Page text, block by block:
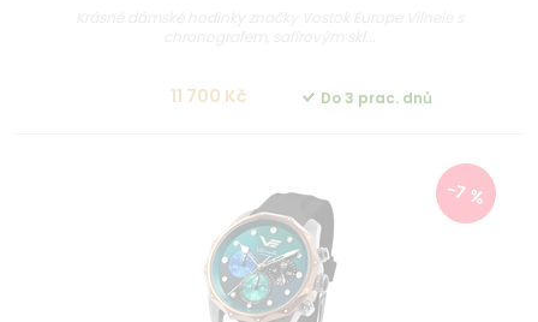
11 700 Kč Do 3 prac. dnů
-7 %